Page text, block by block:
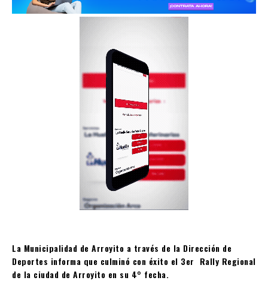
La Municipalidad de Arroyito a través de la Dirección de
Deportes informa que culminó con éxito el 3er Rally Regional
de la ciudad de Arroyito en su 4° fecha.